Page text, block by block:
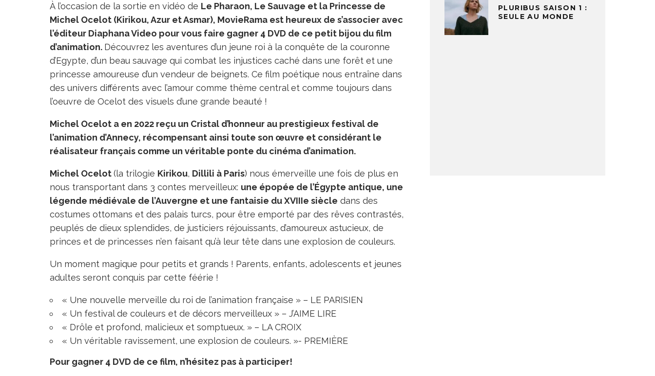
À l’occasion de la sortie en vidéo de Le Pharaon, Le Sauvage et la Princesse de
Michel Ocelot (Kirikou, Azur et Asmar), MovieRama est heureux de s’associer avec
l’éditeur Diaphana Video pour vous faire gagner 4 DVD de ce petit bijou du film
d’animation. Découvrez les aventures d’un jeune roi à la conquête de la couronne
d’Egypte, d’un beau sauvage qui combat les injustices caché dans une forêt et une
princesse amoureuse d’un vendeur de beignets. Ce film poétique nous entraîne dans
des univers différents avec l’amour comme thème central et comme toujours dans
l’oeuvre de Ocelot des visuels d’une grande beauté !
Michel Ocelot a en 2022 reçu un Cristal d’honneur au prestigieux festival de
l’animation d’Annecy, récompensant ainsi toute son œuvre et considérant le
réalisateur français comme un véritable ponte du cinéma d’animation.
Michel Ocelot(la trilogie Kirikou, Dillili à Paris) nous émerveille une fois de plus en
nous transportant dans 3 contes merveilleux: une épopée de l’Égypte antique, une
légende médiévale de l’Auvergne et une fantaisie du XVIIIe siècle dans des
costumes ottomans et des palais turcs, pour être emporté par des rêves contrastés,
peuplés de dieux splendides, de justiciers réjouissants, d’amoureux astucieux, de
princes et de princesses n’en faisant qu’à leur tête dans une explosion de couleurs.
Un moment magique pour petits et grands ! Parents, enfants, adolescents et jeunes
adultes seront conquis par cette féérie !
« Une nouvelle merveille du roi de l’animation française » – LE PARISIEN
« Un festival de couleurs et de décors merveilleux » – J’AIME LIRE
« Drôle et profond, malicieux et somptueux. » – LA CROIX
« Un véritable ravissement, une explosion de couleurs. »- PREMIÈRE
Pour gagner 4 DVD de ce film, n’hésitez pas à participer!
PLURIBUS SAISON 1 :
SEULE AU MONDE